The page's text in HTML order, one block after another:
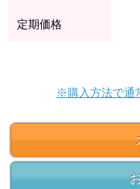
定期価格
※購入方法で通